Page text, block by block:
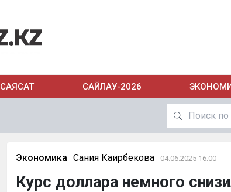
САЯСАТ САЙЛАУ-2026
Экономика Сания Каирбекова 04.06.2025 16:00
Курс доллара немного